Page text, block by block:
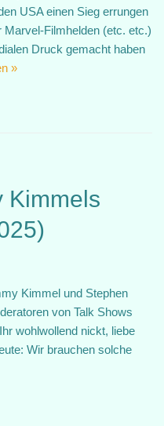
USA einen Sieg errungen
Filmhelden (etc. etc.)
Druck gemacht haben
»
Kimmels
Kimmel und Stephen
von Talk Shows
wohlwollend nickt, liebe
Wir brauchen solche